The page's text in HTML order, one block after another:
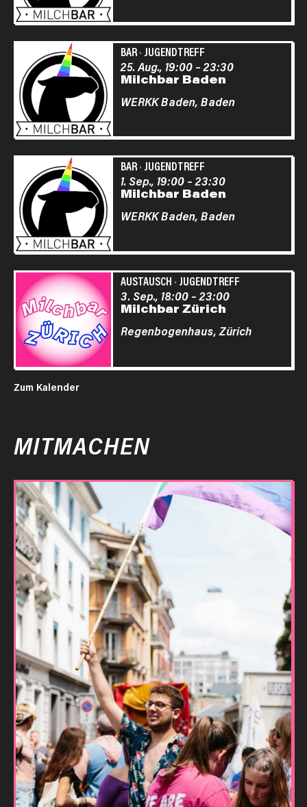
BAR· JUGENDTREFF
Milchbar Baden
25. Aug., 19:00–23:30
WERKK Baden, Baden
BAR· JUGENDTREFF
Milchbar Baden
1. Sep., 19:00–23:30
WERKK Baden, Baden
AUSTAUSCH · JUGENDTREFF
Milchbar Zürich
3. Sep., 18:00–23:00
Regenbogenhaus, Zürich
Zum Kalender
MITMACHEN